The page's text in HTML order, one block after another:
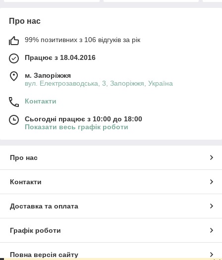
Про нас
99% позитивних з 106 відгуків за рік
Працює з 18.04.2016
м. Запоріжжя
вул. Електрозаводська, 3, Запоріжжя, Україна
Контакти
Сьогодні працює з 10:00 до 18:00
Показати весь графік роботи
Про нас
Контакти
Доставка та оплата
Графік роботи
Повна версія сайту